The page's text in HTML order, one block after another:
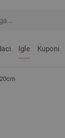
Igle Kuponi